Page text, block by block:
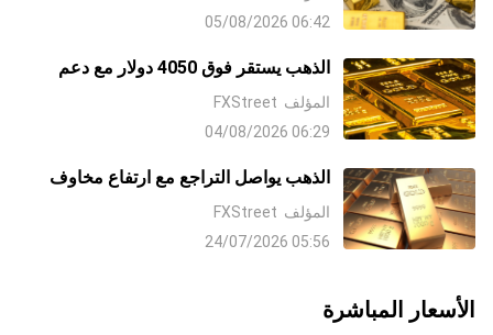
Fed
06:42 05/08/2026
الذهب يستقر فوق 4050 دولار مع دعم
رهانات رفع الفائدة من جانب البنك
المؤلف FXStreet
06:29 04/08/2026
الذهب يواصل التراجع مع ارتفاع مخاوف
التضخم التي تعزز رهانات رفع سعر الفائدة
المؤلف FXStreet
05:56 24/07/2026
الأسعار المباشرة